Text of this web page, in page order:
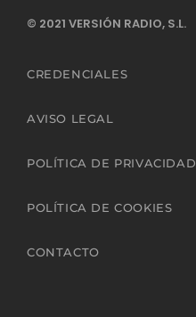
© 2021 VERSIÓN RADIO, S.L.
CREDENCIALES
AVISO LEGAL
POLÍTICA DE PRIVACIDAD
POLÍTICA DE COOKIES
CONTACTO